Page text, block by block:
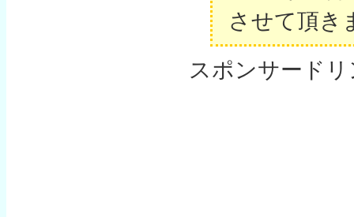
させて頂き
スポンサード